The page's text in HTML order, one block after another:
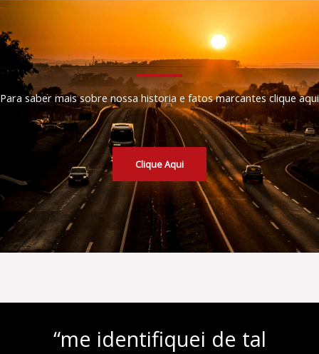
Para saber mais sobre nossa historia e fatos marcantes clique aqui
Clique Aqui
“me identifiquei de tal